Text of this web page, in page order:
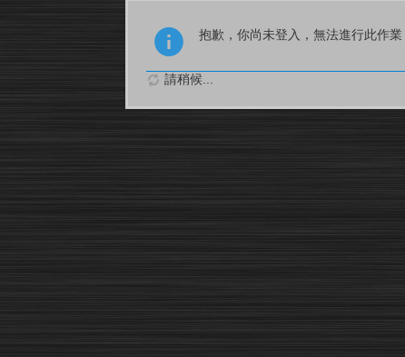
抱歉，你尚未登入，無法進行此作業
請稍候...